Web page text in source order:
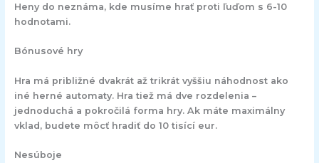
Heny do neznáma, kde musíme hrať proti ľuďom s 6-10
hodnotami.
Bónusové hry
Hra má približné dvakrát až trikrát vyššiu náhodnost ako
iné herné automaty. Hra tiež má dve rozdelenia –
jednoduchá a pokročilá forma hry. Ak máte maximálny
vklad, budete môcť hradiť do 10 tisící eur.
Nesúboje